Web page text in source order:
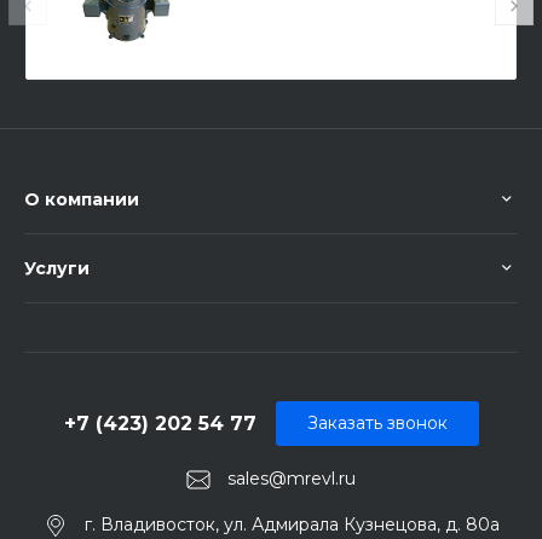
О компании
Услуги
sales@mrevl.ru
+7 (423) 202 54 77
г. Владивосток, ул. Адмирала Кузнецова, д. 80а
Заказать звонок